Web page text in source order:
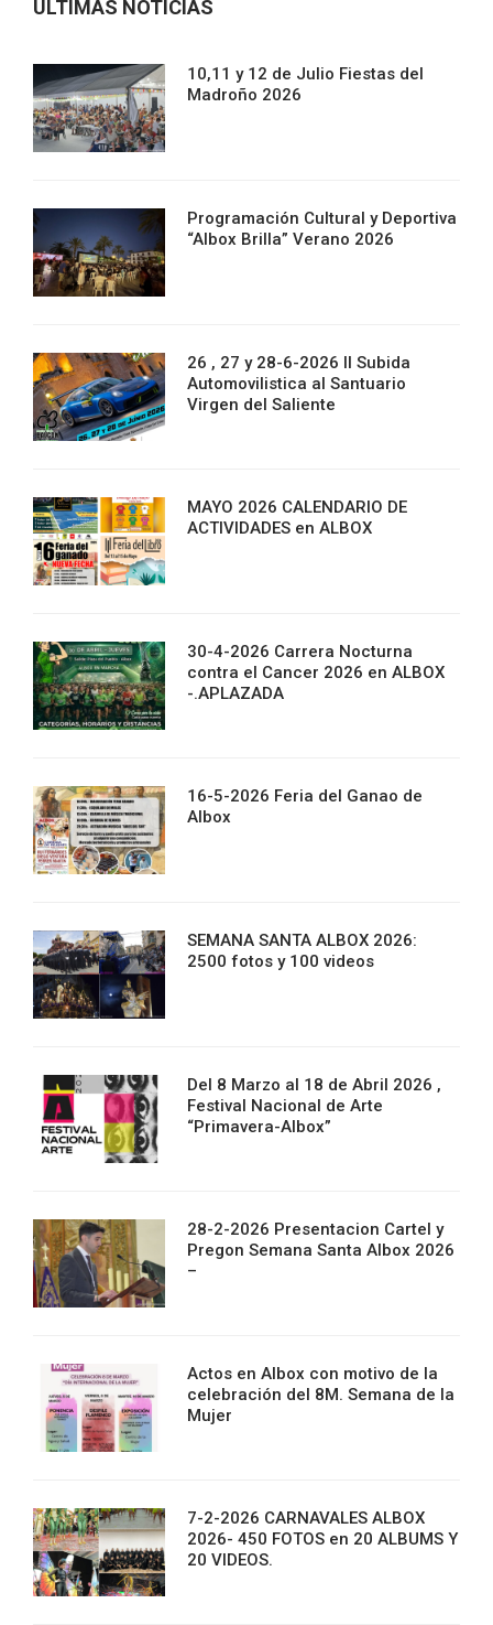
ULTIMAS NOTICIAS
10,11 y 12 de Julio Fiestas del
Madroño 2026
Programación Cultural y Deportiva
“Albox Brilla” Verano 2026
26 , 27 y 28-6-2026 II Subida
Automovilistica al Santuario
Virgen del Saliente
MAYO 2026 CALENDARIO DE
ACTIVIDADES en ALBOX
30-4-2026 Carrera Nocturna
contra el Cancer 2026 en ALBOX
-.APLAZADA
16-5-2026 Feria del Ganao de
Albox
SEMANA SANTA ALBOX 2026:
2500 fotos y 100 videos
Del 8 Marzo al 18 de Abril 2026 ,
Festival Nacional de Arte
“Primavera-Albox”
28-2-2026 Presentacion Cartel y
Pregon Semana Santa Albox 2026
–
Actos en Albox con motivo de la
celebración del 8M. Semana de la
Mujer
7-2-2026 CARNAVALES ALBOX
2026- 450 FOTOS en 20 ALBUMS Y
20 VIDEOS.